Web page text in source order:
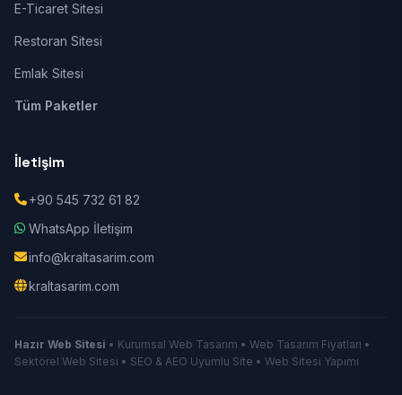
E-Ticaret Sitesi
Restoran Sitesi
Emlak Sitesi
Tüm Paketler
İletişim
+90 545 732 61 82
WhatsApp İletişim
info@kraltasarim.com
kraltasarim.com
Hazır Web Sitesi • Kurumsal Web Tasarım • Web Tasarım Fiyatları •
Sektörel Web Sitesi • SEO & AEO Uyumlu Site • Web Sitesi Yapımı